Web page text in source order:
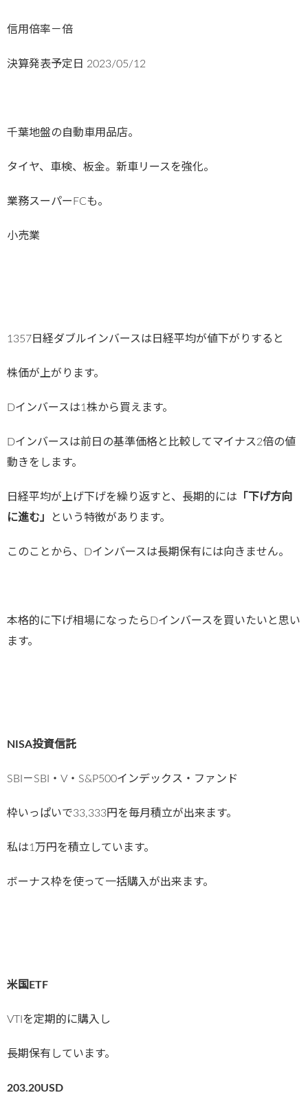
信用倍率－倍
決算発表予定日 2023/05/12
千葉地盤の自動車用品店。
タイヤ、車検、板金。新車リースを強化。
業務スーパーFCも。
小売業
1357日経ダブルインバースは日経平均が値下がりすると
株価が上がります。
Dインバースは1株から買えます。
Dインバースは前日の基準価格と比較してマイナス2倍の値
動きをします。
日経平均が上げ下げを繰り返すと、長期的には 「下げ方向
に進む」
という特徴があります。
このことから、Dインバースは長期保有には向きません。
本格的に下げ相場になったらDインバースを買いたいと思い
ます。
NISA投資信託
SBI－SBI・V・S&P500インデックス・ファンド
枠いっぱいで33,333円を毎月積立が出来ます。
私は1万円を積立しています。
ボーナス枠を使って一括購入が出来ます。
米国ETF
VTIを定期的に購入し
長期保有しています。
203.20USD